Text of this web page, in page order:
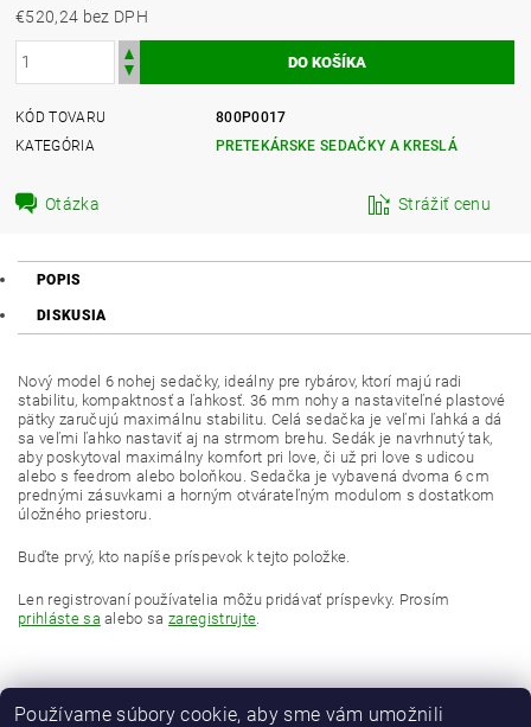
€520,24 bez DPH
KÓD TOVARU
800P0017
KATEGÓRIA
PRETEKÁRSKE SEDAČKY A KRESLÁ
Otázka Strážiť cenu
POPIS
DISKUSIA
Nový model 6 nohej sedačky, ideálny pre rybárov, ktorí majú radi
stabilitu, kompaktnosť a ľahkosť. 36 mm nohy a nastaviteľné plastové
pätky zaručujú maximálnu stabilitu. Celá sedačka je veľmi ľahká a dá
sa veľmi ľahko nastaviť aj na strmom brehu. Sedák je navrhnutý tak,
aby poskytoval maximálny komfort pri love, či už pri love s udicou
alebo s feedrom alebo boloňkou. Sedačka je vybavená dvoma 6 cm
prednými zásuvkami a horným otvárateľným modulom s dostatkom
úložného priestoru.
Buďte prvý, kto napíše príspevok k tejto položke.
Len registrovaní používatelia môžu pridávať príspevky. Prosím
prihláste sa alebo sazaregistrujte.
Používame súbory cookie, aby sme vám umožnili